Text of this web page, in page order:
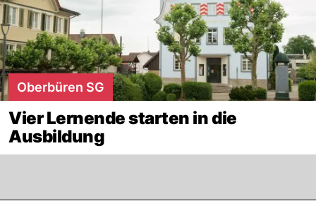
Oberbüren SG
Vier Lernende starten in die
Ausbildung